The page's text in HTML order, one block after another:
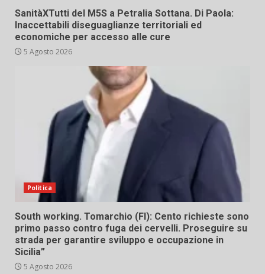
SanitàXTutti del M5S a Petralia Sottana. Di Paola:
Inaccettabili diseguaglianze territoriali ed
economiche per accesso alle cure
5 Agosto 2026
Politica
South working. Tomarchio (FI): Cento richieste sono
primo passo contro fuga dei cervelli. Proseguire su
strada per garantire sviluppo e occupazione in
Sicilia”
5 Agosto 2026